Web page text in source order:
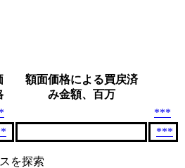
額面価格による買戻済
み金額、百万
***
***
を探索